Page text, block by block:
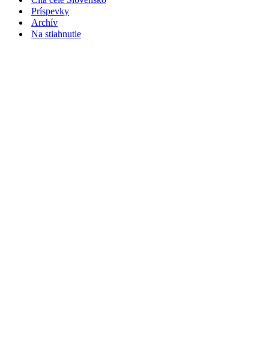
Príspevky
Archív
Na stiahnutie